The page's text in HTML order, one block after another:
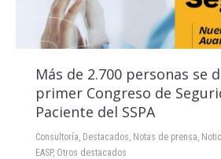
Más de 2.700 personas se
primer Congreso de
Paciente del SSPA
Consultoría Destacados Notas de prensa
EASP, Otros destacados